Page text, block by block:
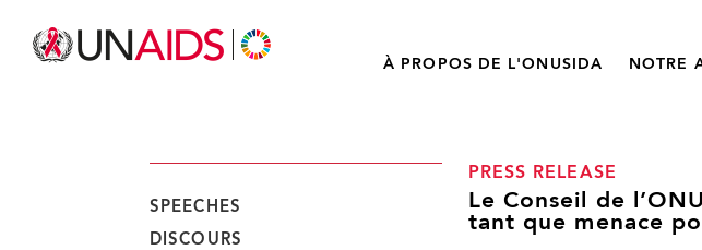
À PROPOS DE L'ONUSIDA NOTRE
PRESS RELEASE
Le Conseil de
tant que menace
SPEECHES
DISCOURS